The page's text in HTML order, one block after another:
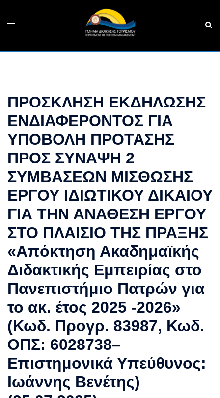
content
Toggle
ΠΡΟΣΚΛΗΣΗ ΕΚΔΗΛΩΣΗΣ
ΕΝΔΙΑΦΕΡΟΝΤΟΣ ΓΙΑ
ΥΠΟΒΟΛΗ ΠΡΟΤΑΣΗΣ
ΠΡΟΣ ΣΥΝΑΨΗ 2
ΣΥΜΒΑΣΕΩΝ ΜΙΣΘΩΣΗΣ
ΕΡΓΟΥ ΙΔΙΩΤΙΚΟΥ ΔΙΚΑΙΟΥ
ΓΙΑ ΤΗΝ ΑΝΑΘΕΣΗ ΕΡΓΟΥ
ΣΤΟ ΠΛΑΙΣΙΟ ΤΗΣ ΠΡΑΞΗΣ
«Απόκτηση Ακαδημαϊκής
Διδακτικής Εμπειρίας στο
Πανεπιστήμιο Πατρών για
το ακ. έτος 2025 -2026»
(Κωδ. Προγρ. 83987, Κωδ.
ΟΠΣ: 6028738–
Επιστημονικά Υπεύθυνος:
Ιωάννης Βενέτης)